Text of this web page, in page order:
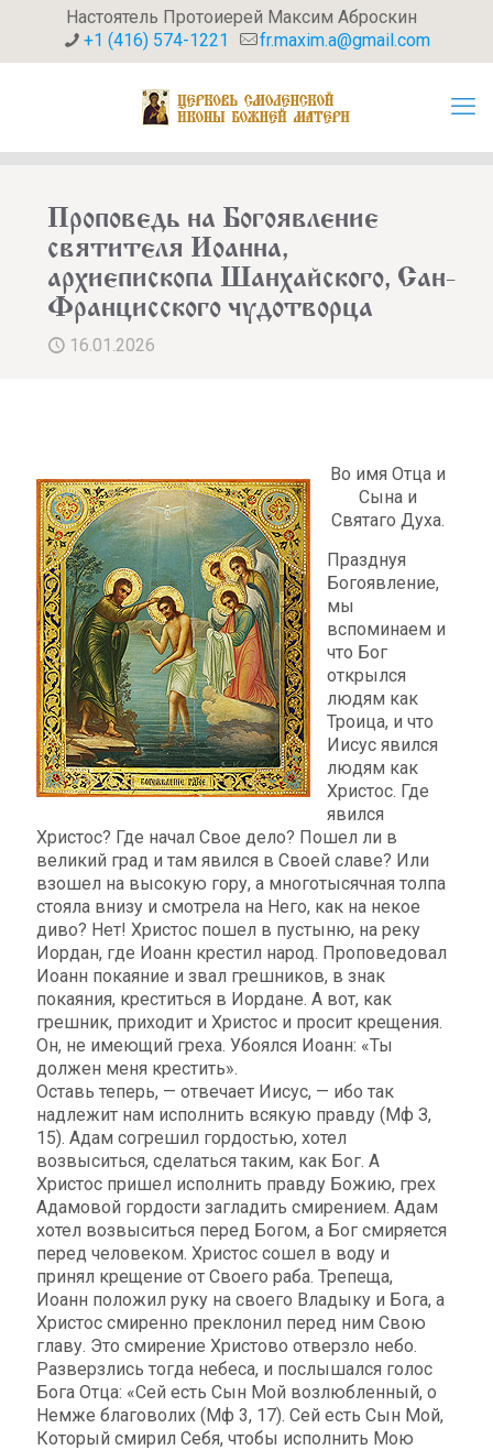
Настоятель Протоиерей Максим Аброскин
+1 (416) 574-1221
fr.maxim.a@gmail.com
Проповедь на Богоявление
святителя Иоанна,
архиепископа Шанхайского, Сан-
Францисского чудотворца
16.01.2026
Во имя Отца и
Сына и
Святаго Духа.
Празднуя
Богоявление,
мы
вспоминаем и
что Бог
открылся
людям как
Троица, и что
Иисус явился
людям как
Христос. Где
явился
Христос? Где начал Свое дело? Пошел ли в
великий град и там явился в Своей славе? Или
взошел на высокую гору, а многотысячная толпа
стояла внизу и смотрела на Него, как на некое
диво? Нет! Христос пошел в пустыню, на реку
Иордан, где Иоанн крестил народ. Проповедовал
Иоанн покаяние и звал грешников, в знак
покаяния, креститься в Иордане. А вот, как
грешник, приходит и Христос и просит крещения.
Он, не имеющий греха. Убоялся Иоанн: «Ты
должен меня крестить».
Оставь теперь, — отвечает Иисус, — ибо так
надлежит нам исполнить всякую правду (Мф З,
15). Адам согрешил гордостью, хотел
возвыситься, сделаться таким, как Бог. А
Христос пришел исполнить правду Божию, грех
Адамовой гордости загладить смирением. Адам
хотел возвыситься перед Богом, а Бог смиряется
перед человеком. Христос сошел в воду и
принял крещение от Своего раба. Трепеща,
Иоанн положил руку на своего Владыку и Бога, а
Христос смиренно преклонил перед ним Свою
главу. Это смирение Христово отверзло небо.
Разверзлись тогда небеса, и послышался голос
Бога Отца: «Сей есть Сын Мой возлюбленный, о
Немже благоволих (Мф 3, 17). Сей есть Сын Мой,
Который смирил Себя, чтобы исполнить Мою